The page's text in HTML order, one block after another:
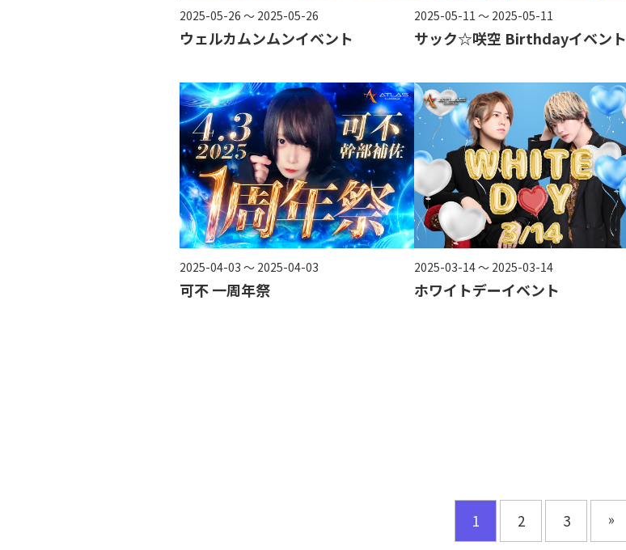
2025-05-26 ～ 2025-05-26
ウェルカムンムンイベント
2025-05-11 ～ 2025-05-11
サック☆咲空 Birthdayイベント
2025-04-03 ～ 2025-04-03
可不 一周年祭
2025-03-14 ～ 2025-03-14
ホワイトデーイベント
1 2 3 »